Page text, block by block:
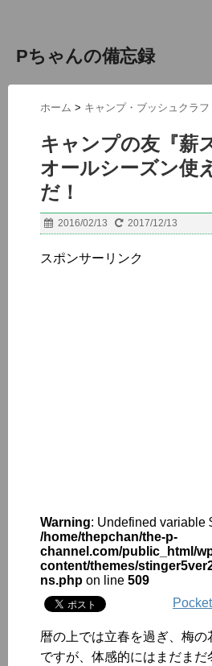
Pちゃんの備忘録
ホーム > キャンプ・ブッシュクラフ
キャンプの友『薪
オールシーズン使
だ！
2016/02/13 2017/12/13
スポンサーリンク
Warning: Undefined variable
/home/thepchan/the-p-
channel.com/public_html/
content/themes/
ns.php on line 509
Pocket
暦の上では立春を過ぎ、梅の
ですが、体感的にはまだまだ